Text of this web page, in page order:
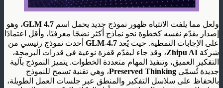
ولعل مما يلفت الانتباه ظهور نموذج جديد يحمل اسم GLM 4.7، وهو
إصدار يقدّم نفسه كخطوة نحو نماذج أكثر نضجًا معرفيًا، وأقل اعتمادًا
على الإجابات النمطية. حيث يُعد GLM‑4.7 أحدث نموذج رئيسي من
شركة Zhipu AI، وقد جاء ليقدّم قفزة نوعية في قدرات البرمجة،
التفكير العميق، وتنفيذ المهام متعددة الخطوات. يتميز النموذج بآلية
جديدة تُسمّى Preserved Thinking، وهي تقنية تسمح للنموذج
بالحفاظ على سلاسل التفكير والمنطق عبر جلسات العمل الطويلة،